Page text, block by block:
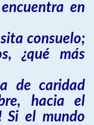
en
consuelo;
¿qué más
de caridad
hacia el
Si el mundo